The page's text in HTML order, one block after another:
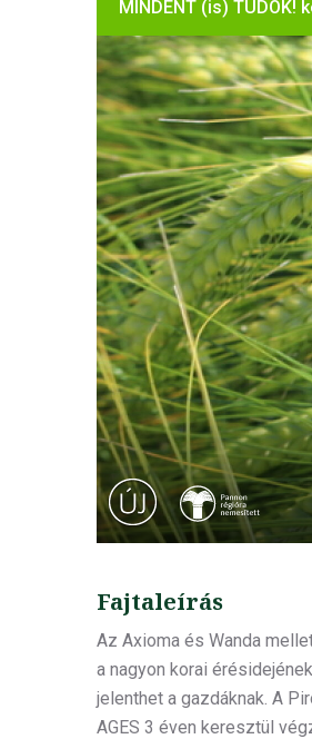
MINDENT (is)
Fajtaleírás
Az Axioma és Wanda
a nagyon korai
jelenthet a gazdáknak. A
AGES 3 éven keresztül